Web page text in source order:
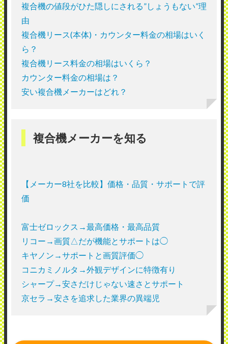
複合機の値段がひた隠しにされる”しょうもない”理
由
複合機リース(本体)・カウンター料金の相場はいく
ら？
複合機リース料金の相場はいくら？
カウンター料金の相場は？
安い複合機メーカーはどれ？
複合機メーカーを知る
【メーカー8社を比較】価格・品質・サポートで評
価
富士ゼロックス→最高価格・最高品質
リコー→画質△だが機能とサポートは◯
キヤノン→サポートと画質評価◯
コニカミノルタ→外観デザインに特徴有り
シャープ→安さだけじゃない速さとサポート
京セラ→安さを追求した業界の異端児